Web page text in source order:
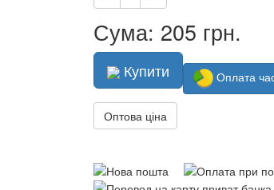
Сума: 205 грн.
Купити Оплата
Оптова ціна